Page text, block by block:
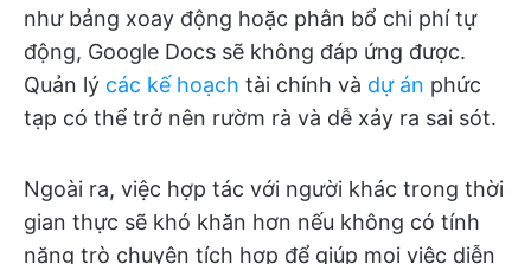
như bảng xoay động hoặc phân bổ chi phí tự
động, Google Docs sẽ không đáp ứng được.
Quản lý các kế hoạch tài chính và dự án phức
tạp có thể trở nên rườm rà và dễ xảy ra sai sót.
Ngoài ra, việc hợp tác với người khác trong thời
gian thực sẽ khó khăn hơn nếu không có tính
năng trò chuyện tích hợp để giúp mọi việc diễn